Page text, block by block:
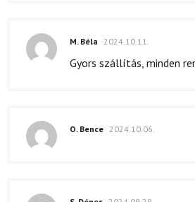
M. Béla 2024.10.11.
Gyors szállítás, minden
O. Bence 2024.10.06.